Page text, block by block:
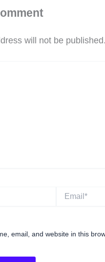
will not be published.
email, and website in this